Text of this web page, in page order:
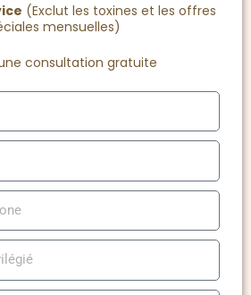
(Exclut les toxines et les offres
mensuelles)
consultation gratuite